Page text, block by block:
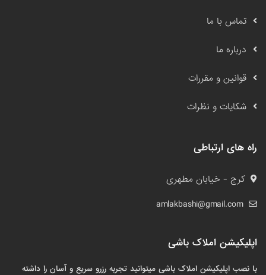
تماس با ما
درباره ما
قوانین و مقررات
شکایات و نظرات
راه های ارتباطی
کرج - خیابان مطهری
amlakbashi@gmail.com
اپلیکیشن املاک باشی
با نصب اپلیکیشن املاک باشی میتوانید تجربه رزرو سریع و آسان را داشته